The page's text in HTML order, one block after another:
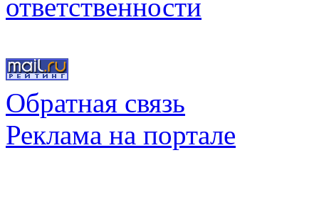
ответственности
Обратная связь
Реклама на портале